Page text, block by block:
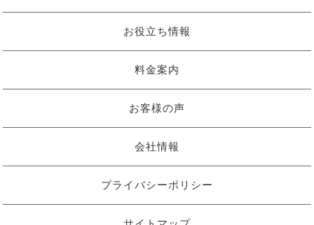
お役立ち情報
料金案内
お客様の声
会社情報
プライバシーポリシー